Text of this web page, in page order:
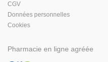
CGV
Données personnelles
Cookies
Pharmacie en ligne agréée